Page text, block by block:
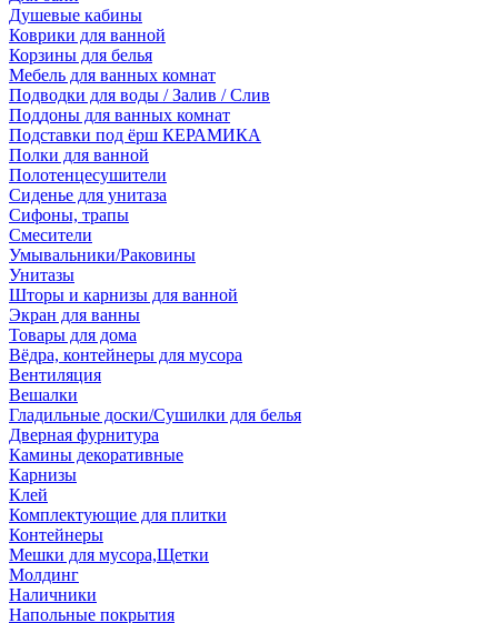
Душевые кабины
Коврики для ванной
Корзины для белья
Мебель для ванных комнат
Подводки для воды / Залив / Слив
Поддоны для ванных комнат
Подставки под ёрш КЕРАМИКА
Полки для ванной
Полотенцесушители
Сиденье для унитаза
Сифоны, трапы
Смесители
Умывальники/Раковины
Унитазы
Шторы и карнизы для ванной
Экран для ванны
Товары для дома
Вёдра, контейнеры для мусора
Вентиляция
Вешалки
Гладильные доски/Сушилки для белья
Дверная фурнитура
Камины декоративные
Карнизы
Клей
Комплектующие для плитки
Контейнеры
Мешки для мусора,Щетки
Молдинг
Наличники
Напольные покрытия